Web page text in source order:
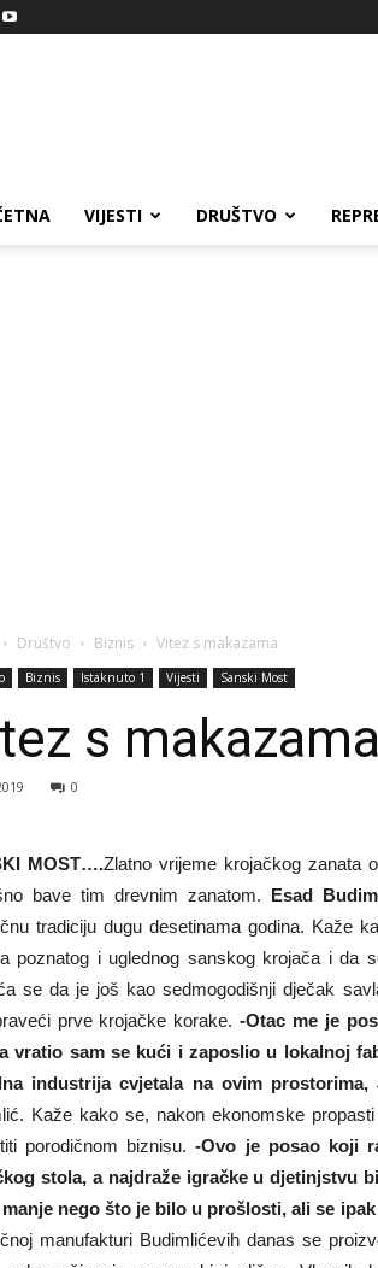
VIJESTI DRUŠTVO
Društvo Biznis Vitez s makazama
Biznis Istaknuto 1 Vijesti Sanski Most
s makazama
0
MOST….Zlatno vrijeme krojačkog zanata
bave tim drevnim zanatom. Esad
tradiciju dugu desetinama godina. Kaže
poznatog i uglednog sanskog krojača i da
se da je još kao sedmogodišnji dječak
prve krojačke korake.-Otac me je
vratio sam se kući i zaposlio u lokalnoj
industrija cvjetala na ovim
Kaže kako se, nakon ekonomske
porodičnom biznisu.-Ovo je posao koji
stola, a najdraže igračke u djetinjstvu
nego što je bilo u prošlosti, ali se
manufakturi Budimlićevih danas se